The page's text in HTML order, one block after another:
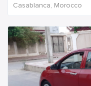
Casablanca, Morocco